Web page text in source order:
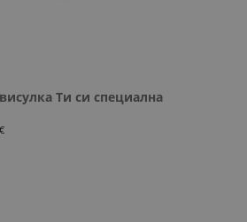
Ти си специална
€